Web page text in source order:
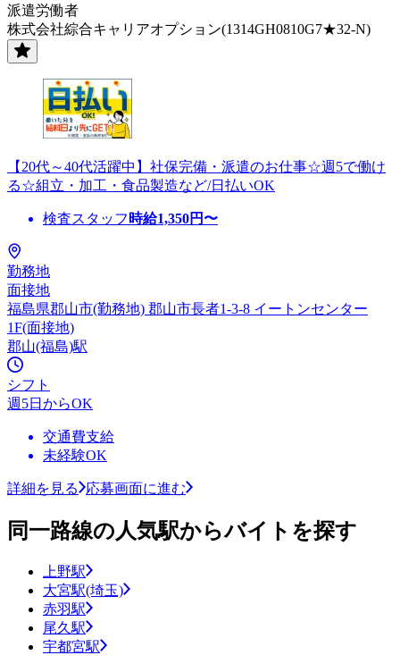
派遣労働者
株式会社綜合キャリアオプション(1314GH0810G7★32-N)
【20代～40代活躍中】社保完備・派遣のお仕事☆週5で働け
る☆組立・加工・食品製造など/日払いOK
検査スタッフ 時給1,350円〜
勤務地
面接地
福島県郡山市(勤務地) 郡山市長者1-3-8 イートンセンター
1F(面接地)
郡山(福島)駅
シフト
週5日からOK
交通費支給
未経験OK
詳細を見る 応募画面に進む
同一路線の人気駅からバイトを探す
上野駅
大宮駅(埼玉)
赤羽駅
尾久駅
宇都宮駅